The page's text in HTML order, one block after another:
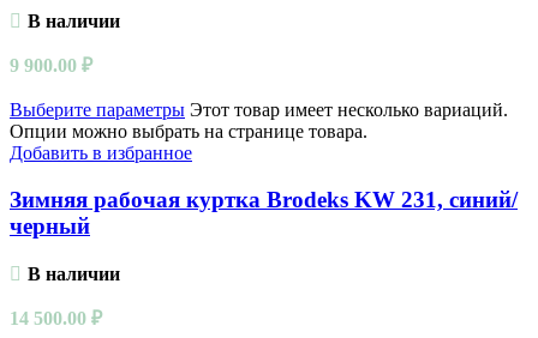
В наличии
9 900.00 ₽
Выберите параметры Этот товар имеет несколько вариаций.
Опции можно выбрать на странице товара.
Добавить в избранное
Зимняя рабочая куртка Brodeks KW 231, синий/
черный
В наличии
14 500.00 ₽